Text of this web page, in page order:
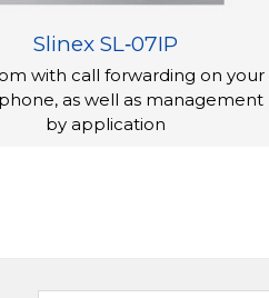
Slinex SL‑07IP
with call forwarding on your
as well as management
by application